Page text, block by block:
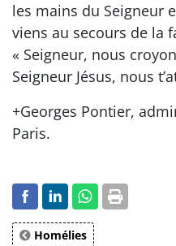
les mains du Seigneur
viens au secours de la
« Seigneur, nous
Seigneur Jésus, nous
+Georges Pontier,
Paris.
Homélies